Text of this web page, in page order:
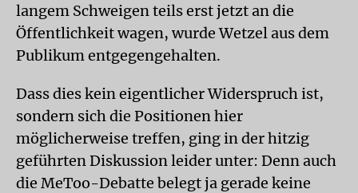
langem Schweigen teils erst jetzt an die
Öffentlichkeit wagen, wurde Wetzel aus dem
Publikum entgegengehalten.
Dass dies kein eigentlicher Widerspruch ist,
sondern sich die Positionen hier
möglicherweise treffen, ging in der hitzig
geführten Diskussion leider unter: Denn auch
die MeToo-Debatte belegt ja gerade keine